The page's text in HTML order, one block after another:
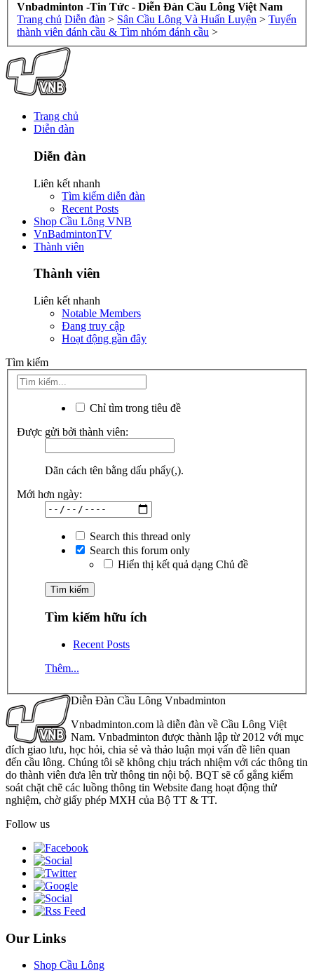
Vnbadminton -Tin Tức - Diễn Đàn Cầu Lông Việt Nam
Trang chủ Diễn đàn > Sân Cầu Lông Và Huấn Luyện > Tuyển
thành viên đánh cầu & Tìm nhóm đánh cầu >
Trang chủ
Diễn đàn
Diễn đàn
Liên kết nhanh
Tìm kiếm diễn đàn
Recent Posts
Shop Cầu Lông VNB
VnBadmintonTV
Thành viên
Thành viên
Liên kết nhanh
Notable Members
Đang truy cập
Hoạt động gần đây
Tìm kiếm
Chỉ tìm trong tiêu đề
Được gửi bởi thành viên:
Dãn cách tên bằng dấu phẩy(,).
Mới hơn ngày:
Search this thread only
Search this forum only
Hiển thị kết quả dạng Chủ đề
Tìm kiếm hữu ích
Recent Posts
Thêm...
Diễn Đàn Cầu Lông Vnbadminton
Vnbadminton.com là diễn đàn về Cầu Lông Việt
Nam. Vnbadminton được thành lập từ 2012 với mục
đích giao lưu, học hỏi, chia sẻ và thảo luận mọi vấn đề liên quan
đến cầu lông. Chúng tôi sẽ không chịu trách nhiệm với các thông tin
do thành viên đưa lên trừ thông tin nội bộ. BQT sẽ cố gắng kiểm
soát chặt chẽ các luồng thông tin Website đang hoạt động thử
nghiệm, chờ giấy phép MXH của Bộ TT & TT.
Follow us
Our Links
Shop Cầu Lông